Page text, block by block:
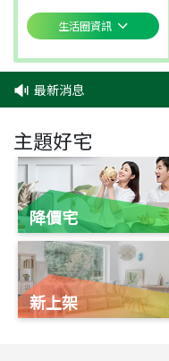
生活圈資訊
最新消息
主題好宅
降價宅
新上架